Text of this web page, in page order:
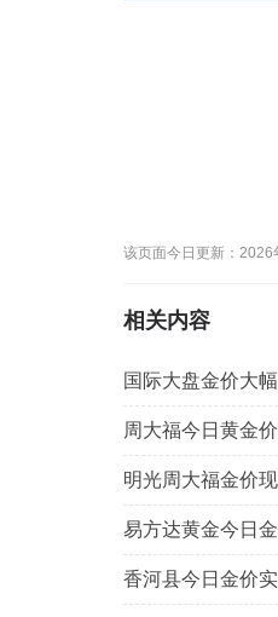
该页面今日更新：2026
相关内容
国际大盘金价大
周大福今日黄金
明光周大福金价
易方达黄金今日
香河县今日金价